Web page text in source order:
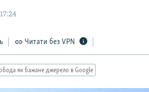
Читати без VPN
як бажане джерело в Google